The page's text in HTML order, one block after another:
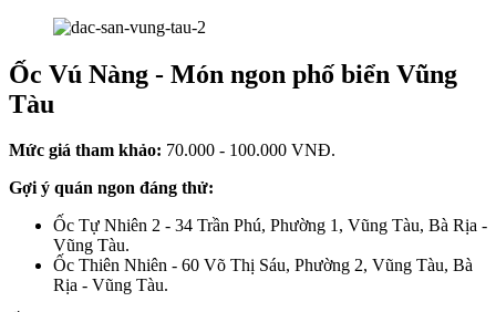
Ốc Vú Nàng - Món ngon phố biển Vũng
Tàu
Mức giá tham khảo: 70.000 - 100.000 VNĐ.
Gợi ý quán ngon đáng thử:
Ốc Tự Nhiên 2 - 34 Trần Phú, Phường 1, Vũng Tàu, Bà Rịa -
Vũng Tàu.
Ốc Thiên Nhiên - 60 Võ Thị Sáu, Phường 2, Vũng Tàu, Bà
Rịa - Vũng Tàu.